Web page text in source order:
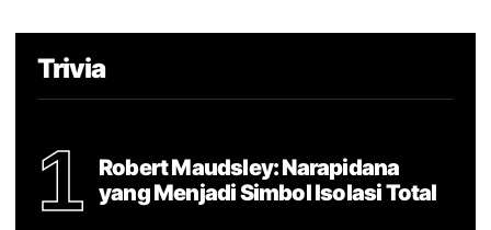
Trivia
1
Robert Maudsley: Narapidana
yang Menjadi Simbol Isolasi Total